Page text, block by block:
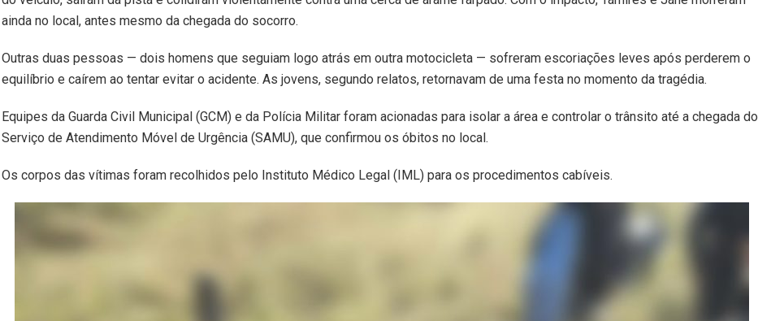
ainda no local, antes mesmo da chegada do socorro.
Outras duas pessoas — dois homens que seguiam logo atrás em outra motocicleta — sofreram escoriações leves após perderem o
equilíbrio e caírem ao tentar evitar o acidente. As jovens, segundo relatos, retornavam de uma festa no momento da tragédia.
Equipes da Guarda Civil Municipal (GCM) e da Polícia Militar foram acionadas para isolar a área e controlar o trânsito até a chegada do
Serviço de Atendimento Móvel de Urgência (SAMU), que confirmou os óbitos no local.
Os corpos das vítimas foram recolhidos pelo Instituto Médico Legal (IML) para os procedimentos cabíveis.